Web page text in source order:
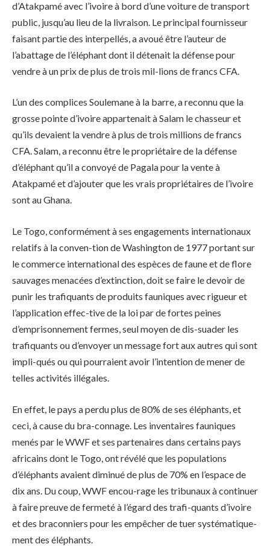
d’Atakpamé avec l’ivoire à bord d’une voiture de transport
public, jusqu’au lieu de la livraison. Le principal fournisseur
faisant partie des interpellés, a avoué être l’auteur de
l’abattage de l’éléphant dont il détenait la défense pour
vendre à un prix de plus de trois mil-lions de francs CFA.
L’un des complices Soulemane à la barre, a reconnu que la
grosse pointe d’ivoire appartenait à Salam le chasseur et
qu’ils devaient la vendre à plus de trois millions de francs
CFA. Salam, a reconnu être le propriétaire de la défense
d’éléphant qu’il a convoyé de Pagala pour la vente à
Atakpamé et d’ajouter que les vrais propriétaires de l’ivoire
sont au Ghana.
Le Togo, conformément à ses engagements internationaux
relatifs à la conven-tion de Washington de 1977 portant sur
le commerce international des espèces de faune et de flore
sauvages menacées d’extinction, doit se faire le devoir de
punir les trafiquants de produits fauniques avec rigueur et
l’application effec-tive de la loi par de fortes peines
d’emprisonnement fermes, seul moyen de dis-suader les
trafiquants ou d’envoyer un message fort aux autres qui sont
impli-qués ou qui pourraient avoir l’intention de mener de
telles activités illégales.
En effet, le pays a perdu plus de 80% de ses éléphants, et
ceci, à cause du bra-connage. Les inventaires fauniques
menés par le WWF et ses partenaires dans certains pays
africains dont le Togo, ont révélé que les populations
d’éléphants avaient diminué de plus de 70% en l’espace de
dix ans. Du coup, WWF encou-rage les tribunaux à continuer
à faire preuve de fermeté à l’égard des trafi-quants d’ivoire
et des braconniers pour les empêcher de tuer systématique-
ment des éléphants.